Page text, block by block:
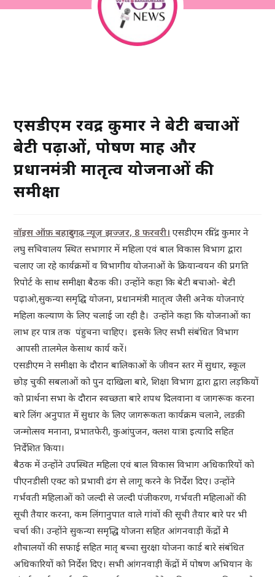
एसडीएम रविंद्र कुमार ने बेटी बचाओं
बेटी पढ़ाओं, पोषण माह और
प्रधानमंत्री मातृत्व योजनाओं की
समीक्षा
वॉइस ऑफ़ बहादुरगढ़ न्यूज़ झज्जर, 8 फरवरी। एसडीएम रविंद्र कुमार ने
लघु सचिवालय स्थित सभागार में महिला एवं बाल विकास विभाग द्वारा
चलाए जा रहे कार्यक्रमों व विभागीय योजनाओं के क्रियान्वयन की प्रगति
रिपोर्ट के साथ समीक्षा बैठक की। उन्होंने कहा कि बेटी बचाओ- बेटी
पढ़ाओ,सुकन्या समृद्घि योजना, प्रधानमंत्री मातृत्व जैसी अनेक योजनाएं
महिला कल्याण के लिए चलाई जा रही है। उन्होंने कहा कि योजनाओं का
लाभ हर पात्र तक पंहुचना चाहिए। इसके लिए सभी संबंधित विभाग
आपसी तालमेल केसाथ कार्य करें।
एसडीएम ने समीक्षा के दौरान बालिकाओं के जीवन स्तर में सुधार, स्कूल
छोड़ चुकी सबलाओं को पुन दाखिला बारे, शिक्षा विभाग द्वारा द्वारा लड़कियों
को प्रार्थना सभा के दौरान स्वच्छता बारे शपथ दिलवाना व जागरूक करना
बारे लिंग अनुपात में सुधार के लिए जागरूकता कार्यक्रम चलाने, लडक़ी
जन्मोत्सव मनाना, प्रभातफेरी, कुआंपुजन, क्लश यात्रा इत्यादि सहित
निर्देशित किया।
बैठक में उन्होंने उपस्थित महिला एवं बाल विकास विभाग अधिकारियों को
पीएनडीसी एक्ट को प्रभावी ढंग से लागू करने के निर्देश दिए। उन्होंने
गर्भवती महिलाओं को जल्दी से जल्दी पंजीकरण, गर्भवती महिलाओं की
सूची तैयार करना, कम लिंगानुपात वाले गांवों की सूची तैयार बारे पर भी
चर्चा की। उन्होंने सुकन्या समृद्धि योजना सहित आंगनवाड़ी केंद्रोंं मेे
शौचालयों की सफाई सहित मातृ बच्चा सुरक्षा योजना कार्ड बारे संबंधित
अधिकारियों को निर्देश दिए। सभी आंगनवाड़ी केंद्रों में पोषण अभियान के